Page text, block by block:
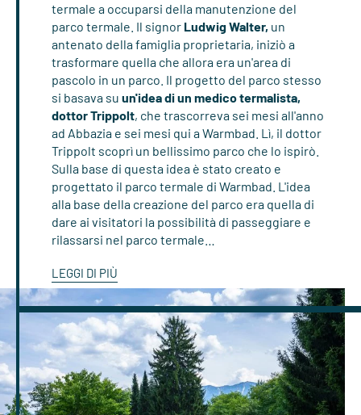
termale a occuparsi della manutenzione del
parco termale. Il signor Ludwig Walter, un
antenato della famiglia proprietaria, iniziò a
trasformare quella che allora era un'area di
pascolo in un parco. Il progetto del parco stesso
si basava su un'idea di un medico termalista,
dottor Trippolt, che trascorreva sei mesi all'anno
ad Abbazia e sei mesi qui a Warmbad. Lì, il dottor
Trippolt scoprì un bellissimo parco che lo ispirò.
Sulla base di questa idea è stato creato e
progettato il parco termale di Warmbad. L'idea
alla base della creazione del parco era quella di
dare ai visitatori la possibilità di passeggiare e
rilassarsi nel parco termale…
LEGGI DI PIÙ